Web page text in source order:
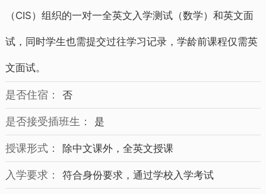
（CIS）组织的一对一全英文入学测试（数学）和英文面
试，同时学生也需提交过往学习记录，学龄前课程仅需英
文面试。
是否住宿： 否
是否接受插班生： 是
授课形式： 除中文课外，全英文授课
入学要求： 符合身份要求，通过学校入学考试